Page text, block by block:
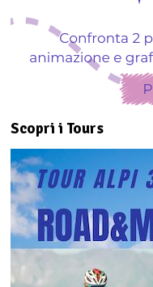
Scopri i Tours